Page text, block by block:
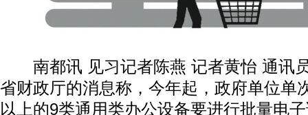
南都讯 见习记者陈燕 记者黄怡 通讯
省财政厅的消息称，今年起，政府单位单
以上的9类通用类办公设备要进行批量电